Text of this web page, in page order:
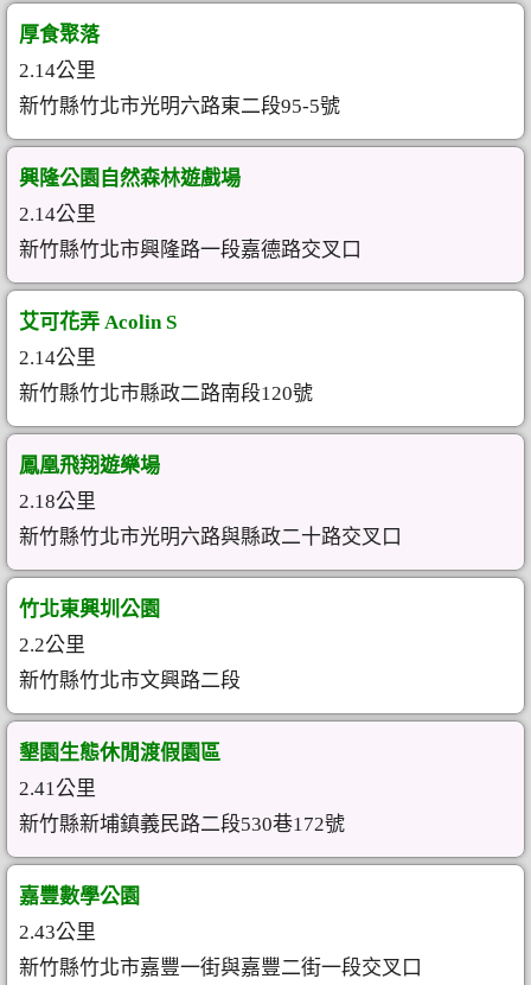
厚食聚落
2.14公里
新竹縣竹北市光明六路東二段95-5號
興隆公園自然森林遊戲場
2.14公里
新竹縣竹北市興隆路一段嘉德路交叉口
艾可花弄 Acolin S
2.14公里
新竹縣竹北市縣政二路南段120號
鳳凰飛翔遊樂場
2.18公里
新竹縣竹北市光明六路與縣政二十路交叉口
竹北東興圳公園
2.2公里
新竹縣竹北市文興路二段
墾園生態休閒渡假園區
2.41公里
新竹縣新埔鎮義民路二段530巷172號
嘉豐數學公園
2.43公里
新竹縣竹北市嘉豐一街與嘉豐二街一段交叉口